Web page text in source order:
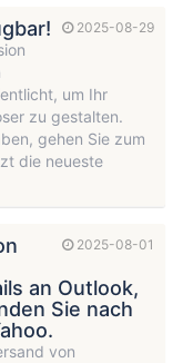
2025-08-29
um Ihr
zu gestalten.
gehen Sie zum
die neueste
2025-08-01
an Outlook,
Sie nach
von